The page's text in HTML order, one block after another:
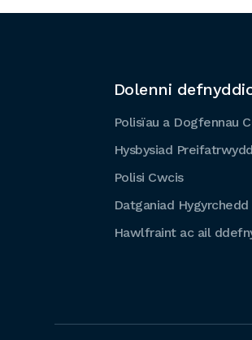
Dolenni
Polisïau a Dogfennau
Hysbysiad Preifatrwydd
Polisi Cwcis
Datganiad Hygyrchedd
Hawlfraint ac ail